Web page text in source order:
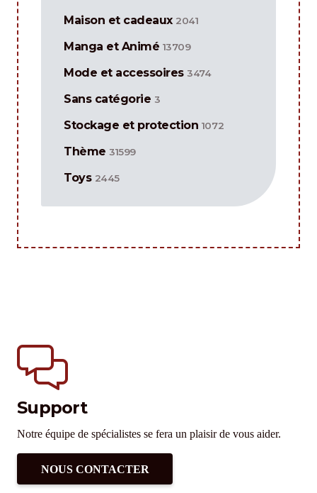
Maison et cadeaux 2041
Manga et Animé 13709
Mode et accessoires 3474
Sans catégorie 3
Stockage et protection 1072
Thème 31599
Toys 2445
Support
Notre équipe de spécialistes se fera un plaisir de vous aider.
NOUS CONTACTER